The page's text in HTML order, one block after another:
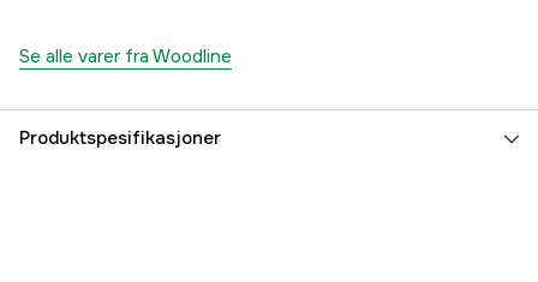
Se alle varer fra Woodline
Produktspesifikasjoner